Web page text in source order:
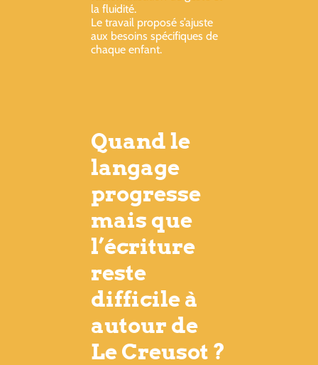
la fluidité.
Le travail proposé s’ajuste
aux besoins spécifiques de
chaque enfant.
Quand le
langage
progresse
mais que
l’écriture
reste
difficile à
autour de
Le Creusot ?